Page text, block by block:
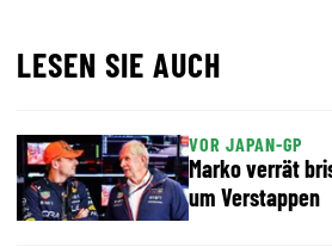
LESEN SIE AUCH
VOR JAPAN-GP
Marko verrät
um Verstappen